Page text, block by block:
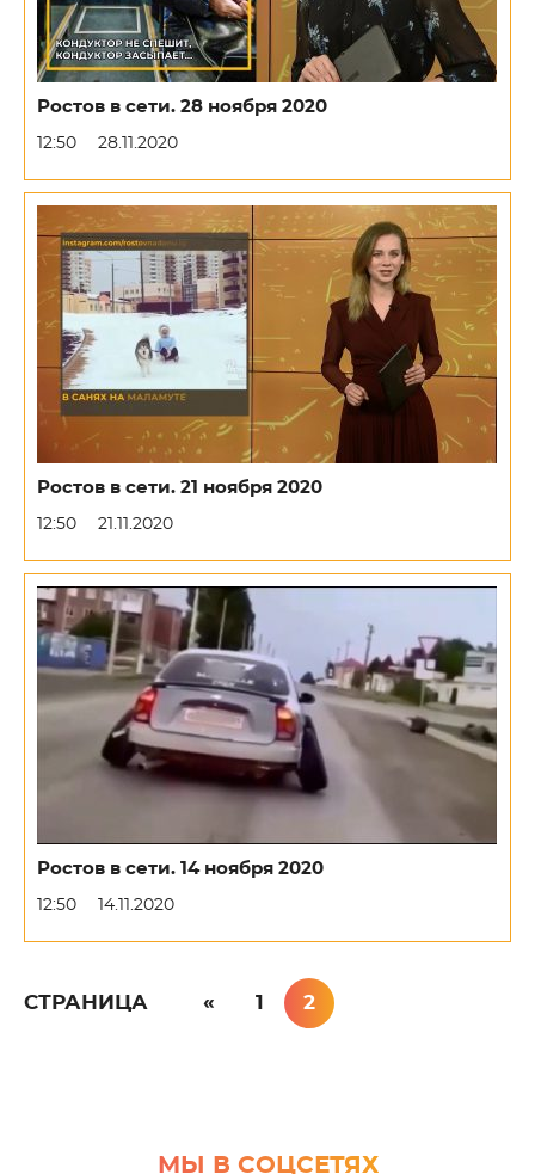
Ростов в сети. 28 ноября 2020
12:50 28.11.2020
Ростов в сети. 21 ноября 2020
12:50 21.11.2020
Ростов в сети. 14 ноября 2020
12:50 14.11.2020
СТРАНИЦА « 1 2
МЫ В СОЦСЕТЯХ